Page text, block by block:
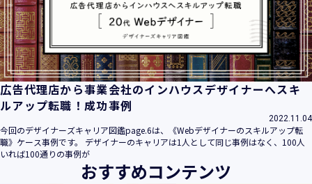
広告代理店から事業会社のインハウスデザイナーへスキ
ルアップ転職！成功事例
2022.11.04
今回のデザイナーズキャリア図鑑page.6は、《Webデザイナーのスキルアップ転
職》ケース事例です。 デザイナーのキャリアは1人として同じ事例はなく、100人
いれば100通りの事例が
おすすめコンテンツ